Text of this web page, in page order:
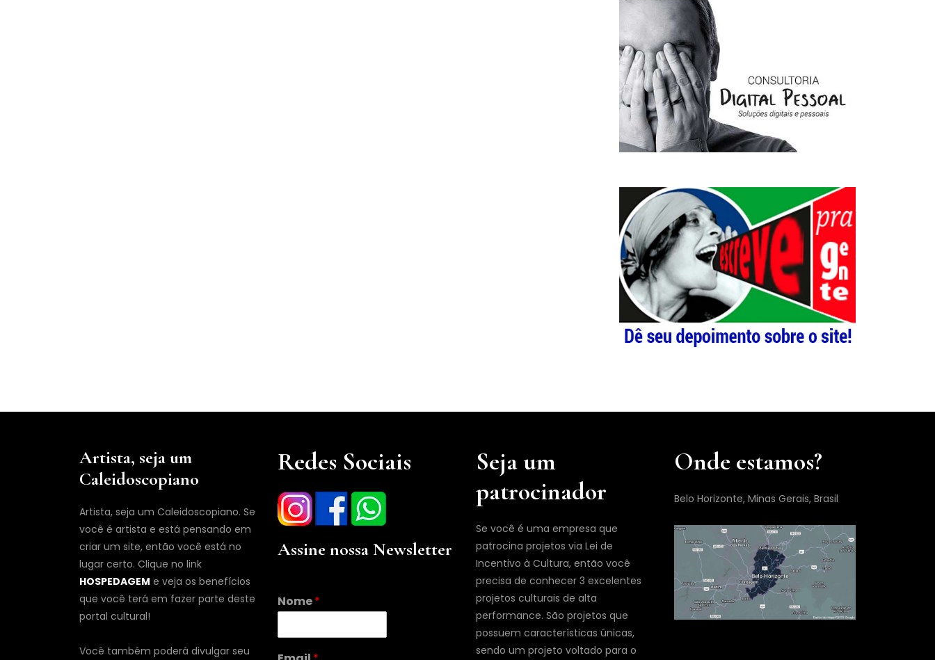
Artista, seja um
Caleidoscopiano
Artista, seja um Caleidoscopiano. Se
você é artista e está pensando em
criar um site, então você está no
lugar certo. Clique no link
HOSPEDAGEM e veja os benefícios
que você terá em fazer parte deste
portal cultural!
Você também poderá divulgar seu
Redes Sociais
Assine nossa Newsletter
E
m
i
Nome*
Seja um
patrocinador
Se você é uma empresa que
patrocina projetos via Lei de
Incentivo à Cultura, então você
precisa de conhecer 3 excelentes
projetos culturais de alta
performance. São projetos que
possuem características únicas,
sendo um projeto voltado para o
Onde estamos?
Belo Horizonte, Minas Gerais, Brasil